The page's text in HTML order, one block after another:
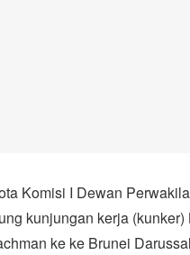
Komisi I Dewan
kunjungan kerja
ke ke Brunei